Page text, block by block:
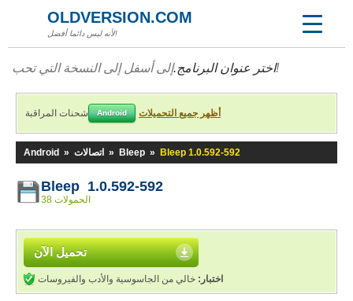
OLDVERSION.COM
لأنه ليس دائما أفضل!
اختر عنوان البرنامج.إلى أسفل إلى النسخة التي تحب!
شحنات المراقبة Android أظهر جميع التحميلات
Android » اتصالات » Bleep » Bleep 1.0.592-592
Bleep 1.0.592-592
38 الحمولات
تحميل الآن
اختبار: خالي من الجاسوسية والأدب والفيروسات